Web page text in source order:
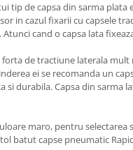
tip de capsa din sarma
in cazul fixarii cu capsele
cand o capsa lata
de tractiune laterala
ei se recomanda un
si durabila. Capsa din sarma
maro, pentru selectarea
batut capse pneumatic